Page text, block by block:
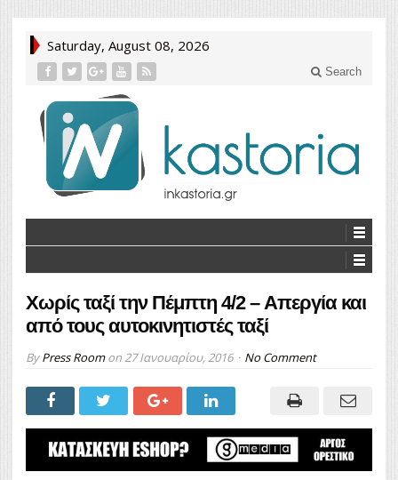
Saturday, August 08, 2026
Search
Χωρίς ταξί την Πέμπτη 4/2 – Aπεργία και
από τους αυτοκινητιστές ταξί
ByPress Roomon 27 Ιανουαρίου, 2016 No Comment